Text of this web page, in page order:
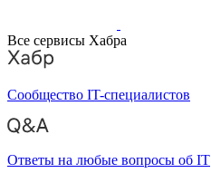
Все сервисы Хабра
Сообщество IT-специалистов
Ответы на любые вопросы об IT